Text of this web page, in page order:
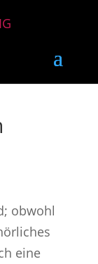
obwohl
eine